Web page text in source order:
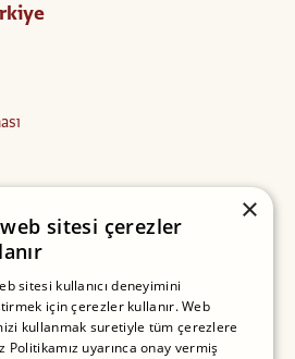
×
sitesi çerezler
sitesi kullanıcı deneyimini
için çerezler kullanır. Web
kullanmak suretiyle tüm çerezlere
Politikamız uyarınca onay vermiş